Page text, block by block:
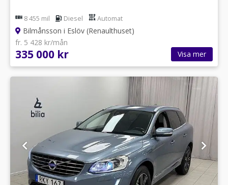
8 455 mil Diesel Automat
Bilmånsson i Eslöv (Renaulthuset)
fr. 5 428 kr/mån
335 000 kr Visa mer